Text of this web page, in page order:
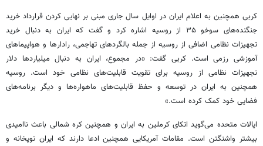
کربی همچنین به اعلام ایران در اوایل سال جاری مبنی بر نهایی کردن قرارداد خرید
جنگنده‌های سوخو ۳۵ از روسیه اشاره کرد و گفت که ایران به دنبال خرید
تجهیزات نظامی اضافی از روسیه از جمله بالگردهای تهاجمی، رادارها و هواپیماهای
آموزشی رزمی است. کربی گفت: «در مجموع، ایران به دنبال میلیاردها دلار
تجهیزات نظامی از روسیه برای تقویت قابلیت‌های نظامی خود است. روسیه
همچنین به ایران در توسعه و حفظ قابلیت‌های ماهواره‌ها و دیگر برنامه‌های
فضایی خود کمک کرده است.»
ایالات متحده می‌گوید اتکای کرملین به ایران و همچنین کره شمالی باعث ناامیدی
بیشتر واشنگتن است. مقامات آمریکایی همچنین ادعا دارند که ایران توپخانه و